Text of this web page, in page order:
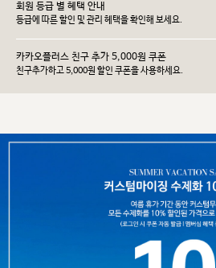
회원 등급 별 혜택 안내
등급에 따른 할인 및 관리 헤택을 확인해 보세요.
카카오플러스 친구 추가 5,000원 쿠폰
친구추가하고 5,000원 할인 쿠폰을 사용하세요.